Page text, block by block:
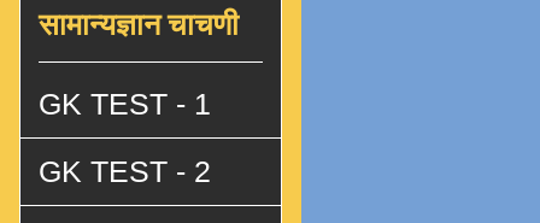
सामान्यज्ञान चाचणी
GK TEST - 1
GK TEST - 2